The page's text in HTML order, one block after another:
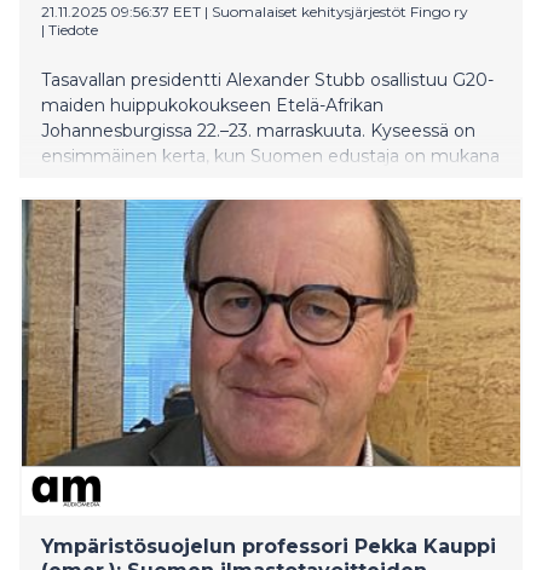
21.11.2025 09:56:37 EET | Suomalaiset kehitysjärjestöt Fingo ry
| Tiedote
Tasavallan presidentti Alexander Stubb osallistuu G20-
maiden huippukokoukseen Etelä-Afrikan
Johannesburgissa 22.–23. marraskuuta. Kyseessä on
ensimmäinen kerta, kun Suomen edustaja on mukana
Fingo lähetti presidentin matkalaukkuun
pakattavaksi nipun globaalin oikeudenmukaisuuden
kannalta esillä pidettäviä aiheita.
Ympäristösuojelun professori Pekka Kauppi